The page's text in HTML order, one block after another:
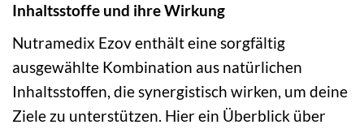
Inhaltsstoffe und ihre Wirkung
Nutramedix Ezov enthält eine sorgfältig
ausgewählte Kombination aus natürlichen
Inhaltsstoffen, die synergistisch wirken, um deine
Ziele zu unterstützen. Hier ein Überblick über